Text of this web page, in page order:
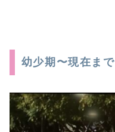
幼少期〜現在まで